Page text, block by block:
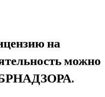
на
можно